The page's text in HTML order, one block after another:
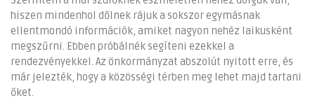
hiszen mindenhol dőlnek rájuk a sokszor egymásnak
ellentmondó információk, amiket nagyon nehéz laikusként
megszűrni. Ebben próbálnék segíteni ezekkel a
rendezvényekkel. Az önkormányzat abszolút nyitott erre, és
már jelezték, hogy a közösségi térben meg lehet majd tartani
őket.